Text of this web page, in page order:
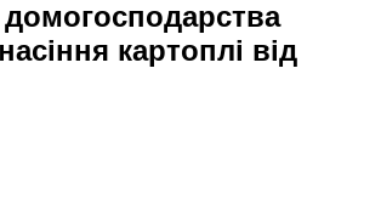
домогосподарства
картоплі від